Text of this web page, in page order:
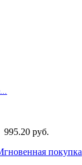
995.20 руб.
покупка